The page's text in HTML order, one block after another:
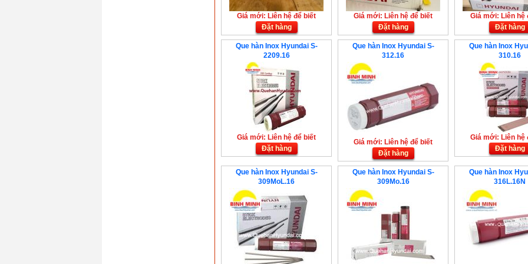
Giá mới: Liên hệ để biết
Đặt hàng
Giá mới: Liên hệ để biết
Đặt hàng
Giá mới: Liên hệ
Đặt hàng
Que hàn Inox Hyundai S-
2209.16
Giá mới: Liên hệ để biết
Đặt hàng
Que hàn Inox Hyundai S-
312.16
Giá mới: Liên hệ để biết
Đặt hàng
Que hàn Inox
310.16
Giá mới: Liên hệ
Đặt hàng
Que hàn Inox Hyundai S-
309MoL.16
Que hàn Inox Hyundai S-
309Mo.16
Que hàn Inox
316L.16N